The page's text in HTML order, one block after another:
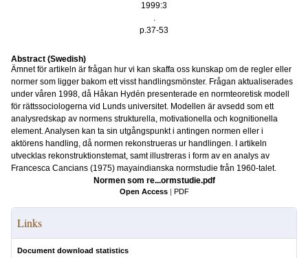
1999:3
.
p.37-53
Abstract (Swedish)
Ämnet för artikeln är frågan hur vi kan skaffa oss kunskap om de regler eller
normer som ligger bakom ett visst handlingsmönster. Frågan aktualiserades
under våren 1998, då Håkan Hydén presenterade en normteoretisk modell
för rättssociologerna vid Lunds universitet. Modellen är avsedd som ett
analysredskap av normens strukturella, motivationella och kognitionella
element. Analysen kan ta sin utgångspunkt i antingen normen eller i
aktörens handling, då normen rekonstrueras ur handlingen. I artikeln
utvecklas rekonstruktionstemat, samt illustreras i form av en analys av
Francesca Cancians (1975) mayaindianska normstudie från 1960-talet.
Normen som re...ormstudie.pdf
Open Access | PDF
Links
Document download statistics